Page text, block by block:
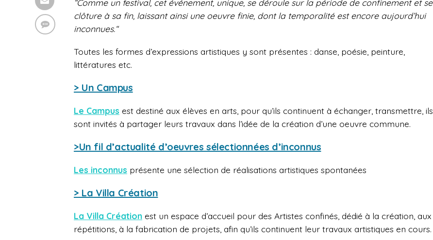
“Comme un festival, cet événement, unique, se déroule sur la période de confinement et se
clôture à sa fin, laissant ainsi une oeuvre finie, dont la temporalité est encore aujourd’hui
inconnues.“
Toutes les formes d’expressions artistiques y sont présentes : danse, poésie, peinture,
littératures etc.
> Un Campus
Le Campus est destiné aux élèves en arts, pour qu’ils continuent à échanger, transmettre, ils
sont invités à partager leurs travaux dans l’idée de la création d’une oeuvre commune.
>Un fil d’actualité d’oeuvres sélectionnées d’inconnus
Les inconnus présente une sélection de réalisations artistiques spontanées
> La Villa Création
La Villa Création est un espace d’accueil pour des Artistes confinés, dédié à la création, aux
répétitions, à la fabrication de projets, afin qu’ils continuent leur travaux artistiques en cours.